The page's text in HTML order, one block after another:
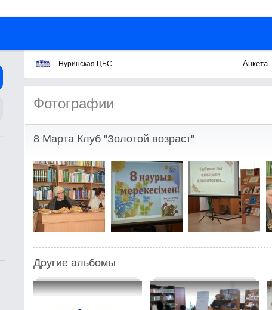
Нуринская ЦБС Анкета
Фотографии
8 Марта Клуб "Золотой возраст"
Другие альбомы